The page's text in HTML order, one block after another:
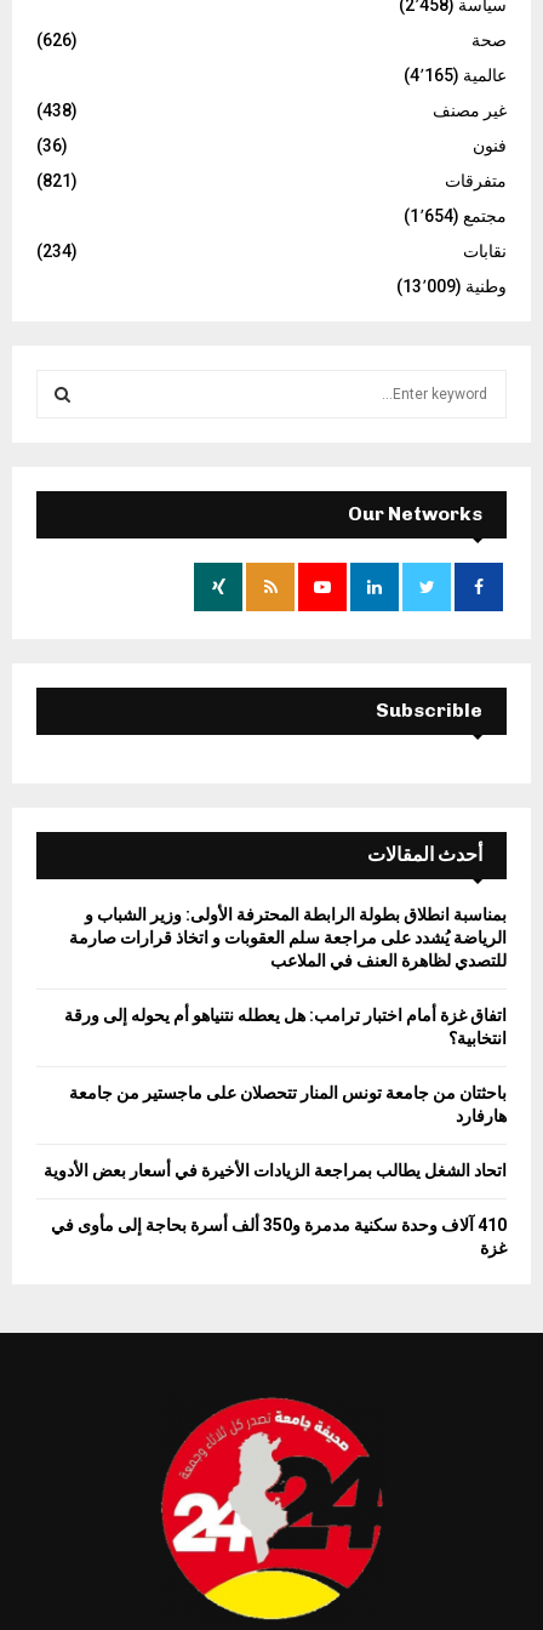
سياسة (2٬458)
صحة
(626)
عالمية (4٬165)
غير مصنف
(438)
فنون
(36)
متفرقات
(821)
مجتمع (1٬654)
نقابات
(234)
وطنية (13٬009)
f
o
E
A
H
Our Networks
Subscrible
أحدث المقالات
بمناسبة انطلاق بطولة الرابطة المحترفة الأولى: وزير الشباب و
الرياضة يُشدد على مراجعة سلم العقوبات و اتخاذ قرارات صارمة
للتصدي لظاهرة العنف في الملاعب
اتفاق غزة أمام اختبار ترامب: هل يعطله نتنياهو أم يحوله إلى ورقة
انتخابية؟
باحثتان من جامعة تونس المنار تتحصلان على ماجستير من جامعة
هارفارد
اتحاد الشغل يطالب بمراجعة الزيادات الأخيرة في أسعار بعض الأدوية
410 آلاف وحدة سكنية مدمرة و350 ألف أسرة بحاجة إلى مأوى في
غزة